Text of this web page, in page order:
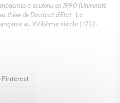
a soutenu en 1990 (Université
thèse de Doctorat d'Etat : Le
au XVIIlème siècle ( 1722-
Pinterest